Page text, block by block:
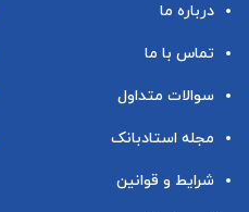
درباره ما
تماس با ما
سوالات متداول
مجله استادبانک
شرایط و قوانین